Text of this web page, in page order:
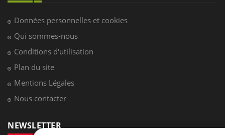
Données personnelles et cookies
Qui sommes-nous
Conditions d'utilisation
Plan du site
Mentions Légales
Nous contacter
NEWSLETTER